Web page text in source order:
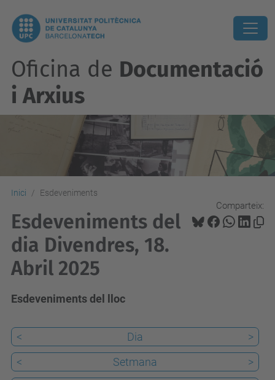
Oficina de Documentació
i Arxius
Inici Esdeveniments
Comparteix:
Esdeveniments del
dia Divendres, 18.
Abril 2025
Esdeveniments del lloc
< Dia
>
<
Setmana
>